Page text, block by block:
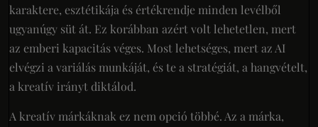
karaktere, esztétikája és értékrendje minden levélből
ugyanúgy süt át. Ez korábban azért volt lehetetlen, mert
az emberi kapacitás véges. Most lehetséges, mert az AI
elvégzi a variálás munkáját, és te a stratégiát, a hangvételt,
a kreatív irányt diktálod.
A kreatív márkáknak ez nem opció többé. Az a márka,